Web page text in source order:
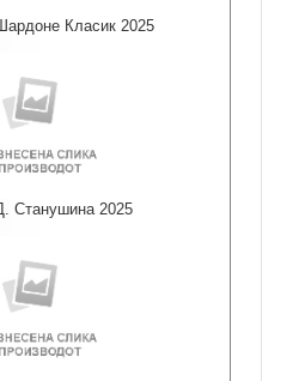
Класик 2025
Станушина 2025